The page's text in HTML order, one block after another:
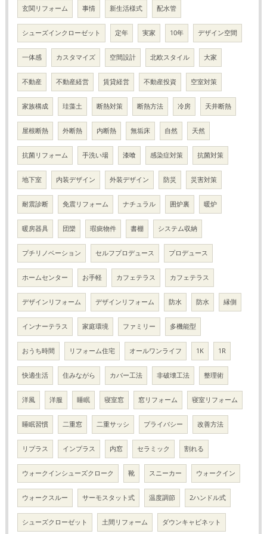
玄関リフォーム 事情 新生活様式 配水管
シューズインクローゼット 定年 実家 10年 デザイン空間
一体感 カスタマイズ 空間設計 北欧スタイル 大家
不動産 不動産経営 賃貸経営 不動産投資 空室対策
家族構成 珪藻土 断熱対策 断熱方法 冷房 天井断熱
屋根断熱 外断熱 内断熱 無垢床 自然 天然
抗菌リフォーム 手洗い場 漆喰 感染症対策 抗菌対策
地下室 内装デザイン 外装デザイン 防災 災害対策
耐震診断 免震リフォーム ナチュラル 囲炉裏 暖炉
暖房器具 団欒 瑕疵物件 書棚 システム収納
プチリノベーション セルフプロデュース プロデュース
ホームセンター お手軽 カフェテラス カフェテラス
デザインリフォーム デザインリフォーム 防水 防水 縁側
インナーテラス 家庭環境 ファミリー 多機能型
おうち時間 リフォーム住宅 オールワンライフ 1K 1R
快適生活 住みながら カバー工法 非破壊工法 整理術
洋風 洋服 睡眠 寝室窓 窓リフォーム 寝室リフォーム
睡眠習慣 二重窓 二重サッシ プライバシー 改善方法
リプラス インプラス 内窓 セラミック 割れる
ウォークインシューズクローク 靴 スニーカー ウォークイン
ウォークスルー サーモスタット式 温度調節 2ハンドル式
シューズクローゼット 土間リフォーム ダウンキャビネット